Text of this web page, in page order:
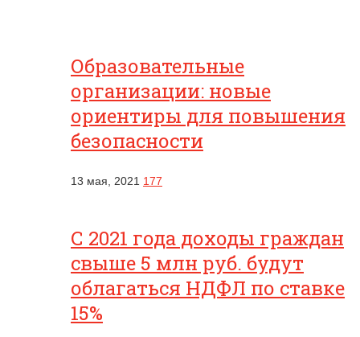
Образовательные
организации: новые
ориентиры для повышения
безопасности
13 мая, 2021 177
С 2021 года доходы граждан
свыше 5 млн руб. будут
облагаться НДФЛ по ставке
15%